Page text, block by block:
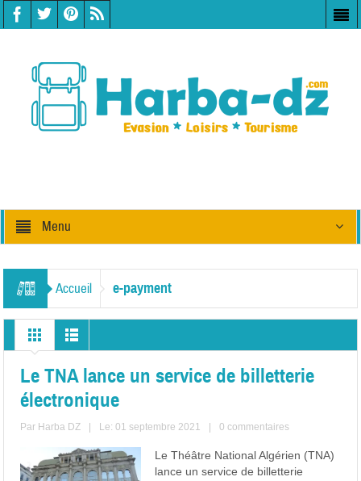
Menu
Accueil e-payment
Le TNA lance un service de billetterie
électronique
Par Harba DZ Le: 01 septembre 2021 0 commentaires
Le Théâtre National Algérien (TNA)
lance un service de billetterie